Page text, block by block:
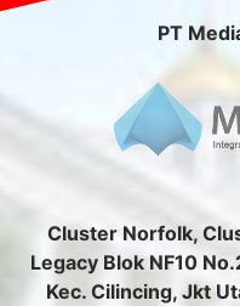
PT
Cluster Norfolk,
Legacy Blok NF10
Kec. Cilincing, Jkt